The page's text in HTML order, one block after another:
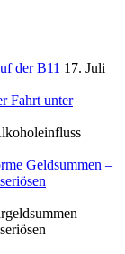
der B11 17. Juli
Fahrt unter
Geldsummen –
–